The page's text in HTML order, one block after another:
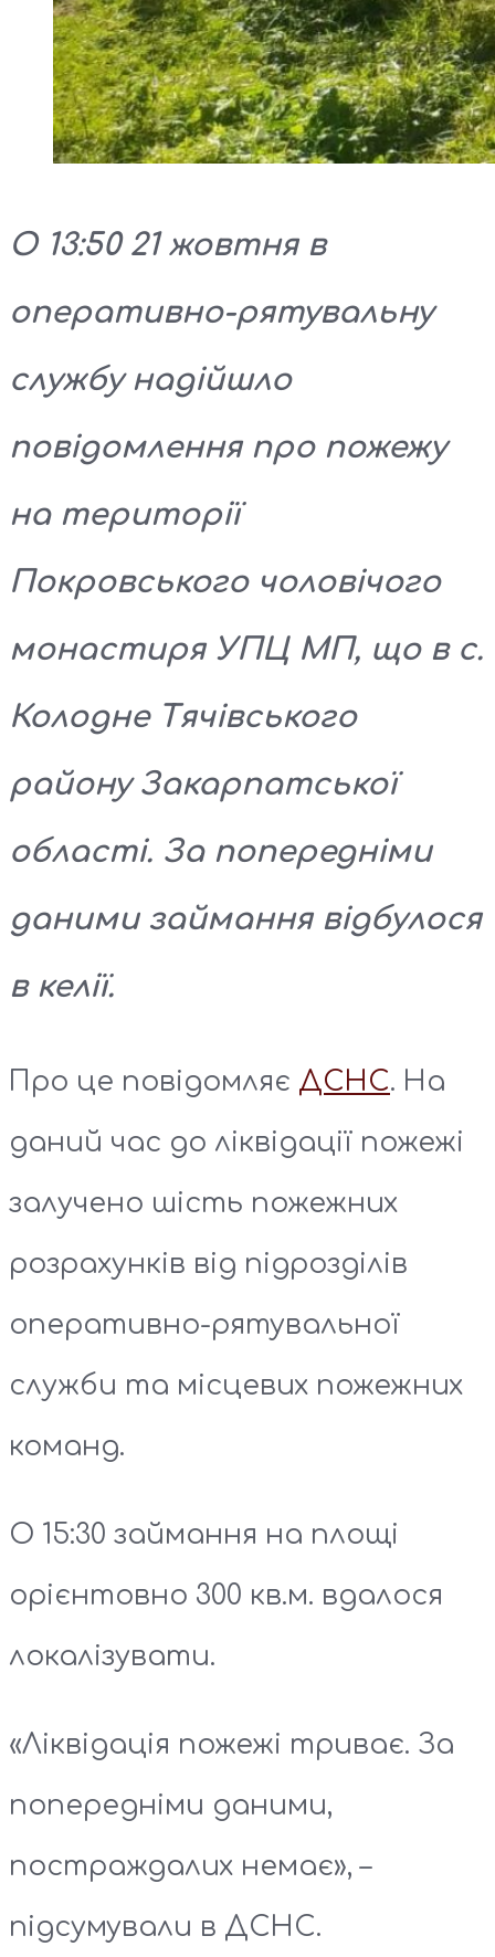
О 13:50 21 жовтня в
оперативно-рятувальну
службу надійшло
повідомлення про пожежу
на території
Покровського чоловічого
монастиря УПЦ МП, що в с.
Колодне Тячівського
району Закарпатської
області. За попередніми
даними займання відбулося
в келії.
Про це повідомляє ДСНС. На
даний час до ліквідації пожежі
залучено шість пожежних
розрахунків від підрозділів
оперативно-рятувальної
служби та місцевих пожежних
команд.
О 15:30 займання на площі
орієнтовно 300 кв.м. вдалося
локалізувати.
«Ліквідація пожежі триває. За
попередніми даними,
постраждалих немає», –
підсумували в ДСНС.